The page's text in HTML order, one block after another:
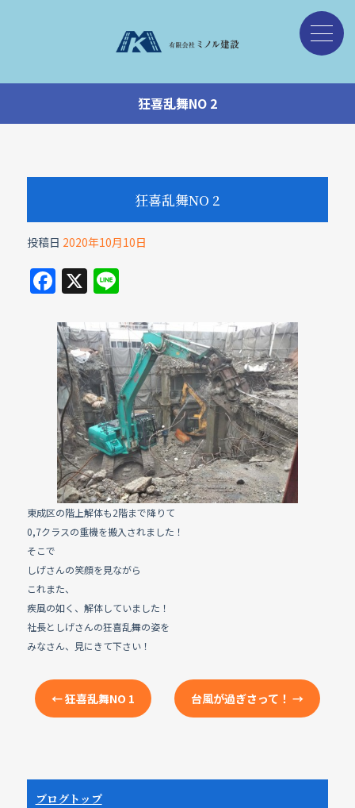
狂喜乱舞NO 2
狂喜乱舞NO 2
投稿日 2020年10月10日
F
a
c
e
b
o
o
k
X Li
e
東成区の階上解体も2階まで降りて
0,7クラスの重機を搬入されました！
そこで
しげさんの笑顔を見ながら
これまた、
疾風の如く、解体していました！
社長としげさんの狂喜乱舞の姿を
みなさん、見にきて下さい！
←狂喜乱舞NO 1 台風が過ぎさって！→
ブログトップ